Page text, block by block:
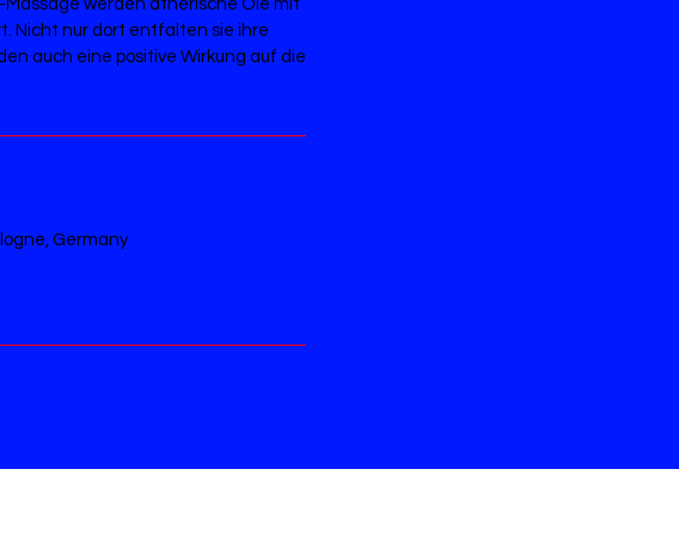
Massage werden ätherische Öle mit
Nicht nur dort entfalten sie ihre
auch eine positive Wirkung auf die
Germany